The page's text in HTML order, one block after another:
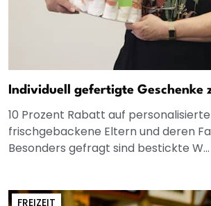
Individuell gefertigte Geschenke
10 Prozent Rabatt auf
frischgebackene Eltern und deren
Besonders gefragt sind bestickte W...
FREIZEIT